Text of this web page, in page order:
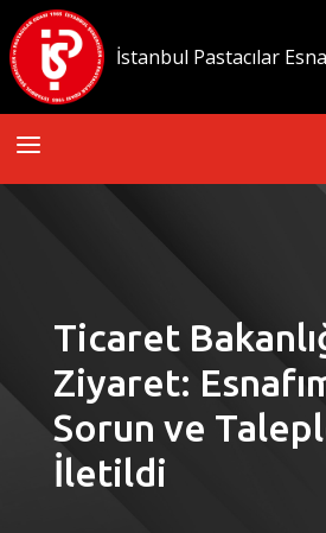
İstanbul Pastacılar
a
Ticaret
Ziyaret:
Sorun ve
İletildi